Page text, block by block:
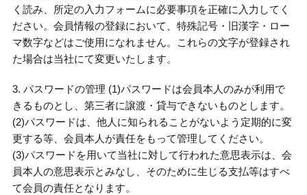
く読み、所定の入力フォームに必要事項を正確に入力してく
ださい。会員情報の登録において、特殊記号・旧漢字・ロー
マ数字などはご使用になれません。これらの文字が登録され
た場合は当社にて変更いたします。
3. パスワードの管理 (1)パスワードは会員本人のみが利用で
きるものとし、第三者に譲渡・貸与できないものとします。
(2)パスワードは、他人に知られることがないよう定期的に変
更する等、会員本人が責任をもって管理してください。
(3)パスワードを用いて当社に対して行われた意思表示は、会
員本人の意思表示とみなし、そのために生じる支払等はすべ
て会員の責任となります。